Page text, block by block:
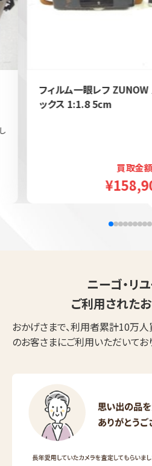
フィルム一眼レフ ZUNOW
ックス 1:1.8 5cm
買取金額
ニーゴ・リ
ご利用された
おかげさまで、利用者累計10万
のお客さまにご利用いただいてお